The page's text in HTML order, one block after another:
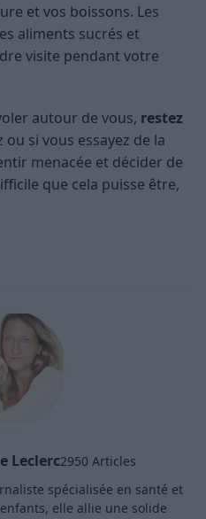
et vos boissons. Les
aliments sucrés et
visite pendant votre
autour de vous, restez
ou si vous essayez de la
menacée et décider de
que cela puisse être,
Leclerc2950 Articles
spécialisée en santé et
elle allie une solide